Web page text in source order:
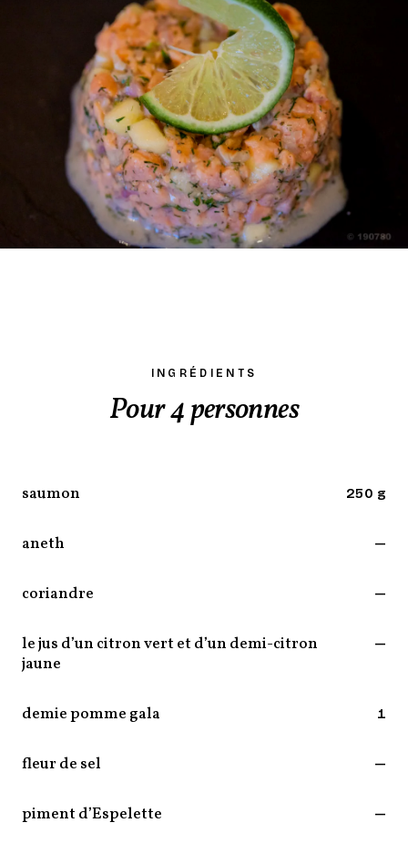
INGRÉDIENTS
Pour 4 personnes
saumon 250 g
aneth —
coriandre —
le jus d’un citron vert et d’un demi-citron
jaune
—
demie pomme gala 1
fleur de sel —
piment d’Espelette —